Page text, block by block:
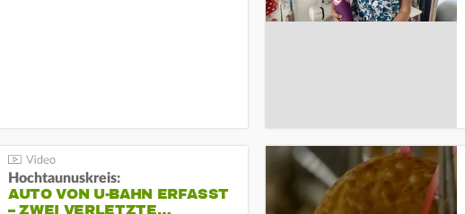
Hochtaunuskreis:
AUTO VON U-BAHN ERFASST